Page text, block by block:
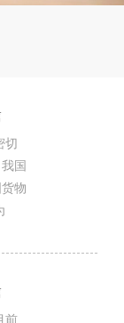
切
国
物
前